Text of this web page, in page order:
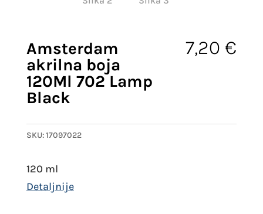
Amsterdam
akrilna boja
120Ml 702 Lamp
Black
7,20 €
SKU:17097022
120 ml